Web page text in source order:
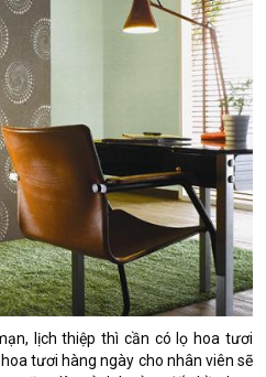
lịch thiệp thì cần có lọ hoa tươi
tươi hàng ngày cho nhân viên sẽ